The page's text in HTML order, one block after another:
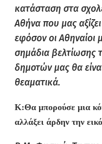
κατάσταση στα
Αθήνα που μας
εφόσον οι Αθηναίοι
σημάδια βελτίωσης
δημοτών μας θα
θεαματικά.
K:Θα μπορούσε μια
αλλάξει άρδην την